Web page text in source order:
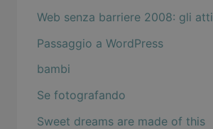
Web senza barriere 2008: gli atti
Passaggio a WordPress
bambi
Se fotografando
Sweet dreams are made of this